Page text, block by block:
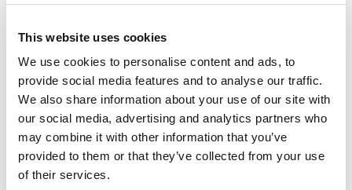
This website uses cookies
We use cookies to personalise content and ads, to
provide social media features and to analyse our traffic.
We also share information about your use of our site with
our social media, advertising and analytics partners who
may combine it with other information that you’ve
provided to them or that they’ve collected from your use
of their services.
Dane kontaktowe

questus
ul. Organizacji WiN 83/7